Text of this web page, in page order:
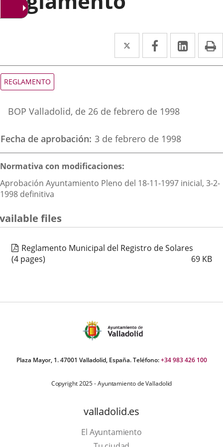
Twitter
Enlace
a
externa.
Facebook
Enlace
a
externa.
Enlace
a
Tipo
de
REGLAMENTO
boletin
BOP Valladolid, de 26 de febrero de 1998
Fecha de aprobación 3 de febrero de 1998
Descripción
Normativa con modificaciones:
Aprobación Ayuntamiento Pleno del 18-11-1997 inicial, 3-2-
1998 definitiva
files
Reglamento Municipal del Registro de Solares
69 KB
(4 pages)
Plaza Mayor, 1. 47001 Valladolid, España. Teléfono:+34 983 426 100
Copyright 2025 - Ayuntamiento de Valladolid
valladolid.es
El Ayuntamiento